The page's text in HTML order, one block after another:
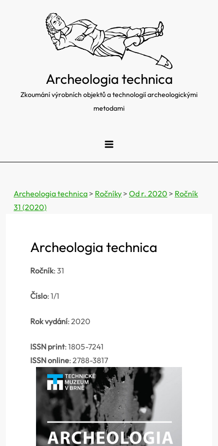
Archeologia technica
Zkoumání výrobních objektů a technologií archeologickými
metodami
Archeologia technica > Ročníky > Od r. 2020 > Ročník
31 (2020)
Archeologia technica
Ročník: 31
Číslo: 1/1
Rok vydání: 2020
ISSN print: 1805-7241
ISSN online: 2788-3817